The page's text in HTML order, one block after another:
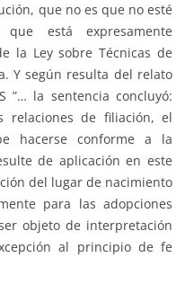
que no es que no esté
está expresamente
la Ley sobre Técnicas de
Y según resulta del relato
”… la sentencia concluyó:
relaciones de filiación, el
hacerse conforme a la
de aplicación en este
del lugar de nacimiento
para las adopciones
objeto de interpretación
al principio de fe